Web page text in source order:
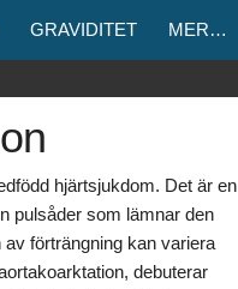
GRAVIDITET MER…
hjärtsjukdom. Det är en
pulsåder som lämnar den
förträngning kan variera
debuterar